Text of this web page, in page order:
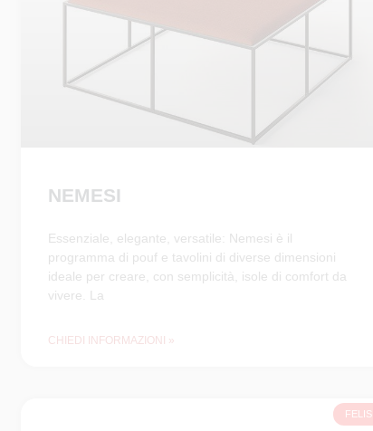
NEMESI
Essenziale, elegante, versatile: Nemesi è il
programma di pouf e tavolini di diverse dimensioni
ideale per creare, con semplicità, isole di comfort da
vivere. La
CHIEDI INFORMAZIONI »
FELIS